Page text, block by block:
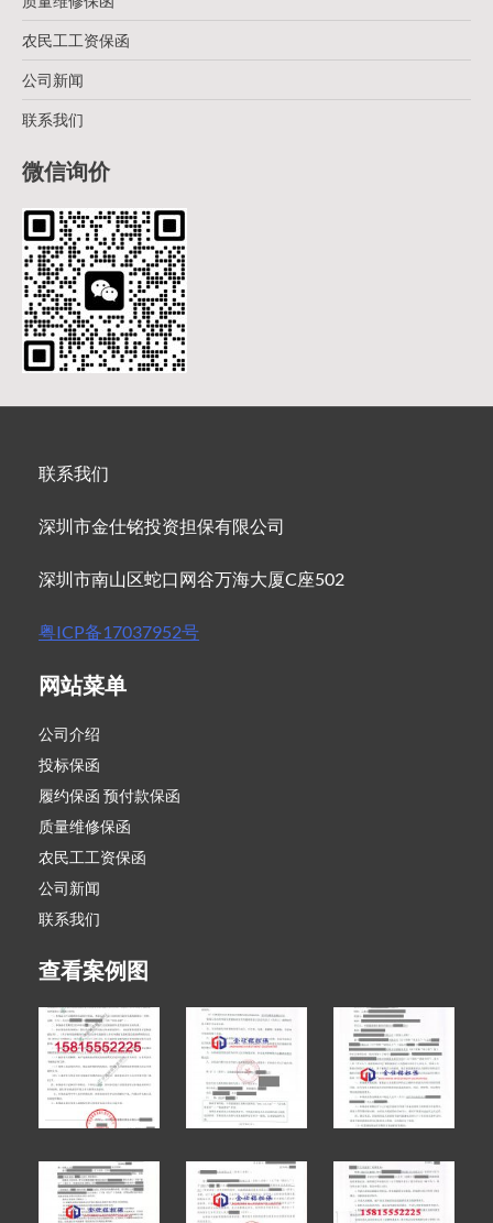
农民工工资保函
公司新闻
联系我们
微信询价
联系我们
深圳市金仕铭投资担保有限公司
深圳市南山区蛇口网谷万海大厦C座502
粤ICP备17037952号
网站菜单
公司介绍
投标保函
履约保函 预付款保函
质量维修保函
农民工工资保函
公司新闻
联系我们
查看案例图